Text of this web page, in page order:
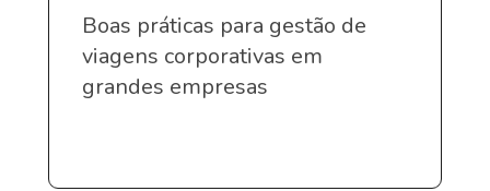
Boas práticas para gestão de
viagens corporativas em
grandes empresas